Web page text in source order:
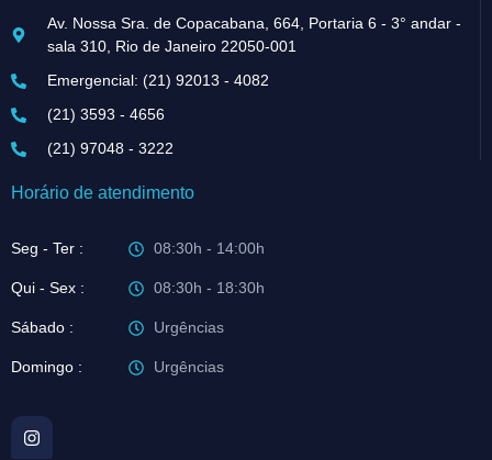
Av. Nossa Sra. de Copacabana, 664, Portaria 6 - 3° andar -
sala 310, Rio de Janeiro 22050-001
Emergencial: (21) 92013 - 4082
(21) 3593 - 4656
(21) 97048 - 3222
Horário de atendimento
Seg - Ter :
Qui - Sex :
Sábado :
Domingo :
08:30h - 14:00h
08:30h - 18:30h
Urgências
Urgências